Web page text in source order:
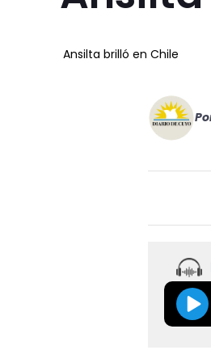
Ansilta brilló en Chile